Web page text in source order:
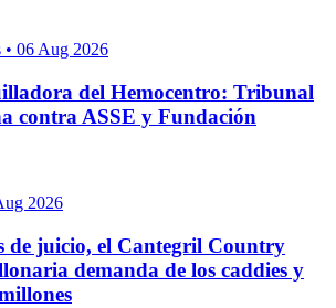
• 06 Aug 2026
del Hemocentro: Tribunal
contra ASSE y Fundación
2026
de juicio, el Cantegril Country
demanda de los caddies y